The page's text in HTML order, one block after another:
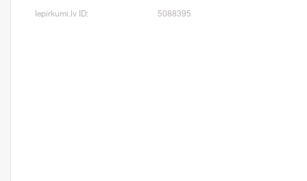
Iepirkumi.lv ID: 5088395